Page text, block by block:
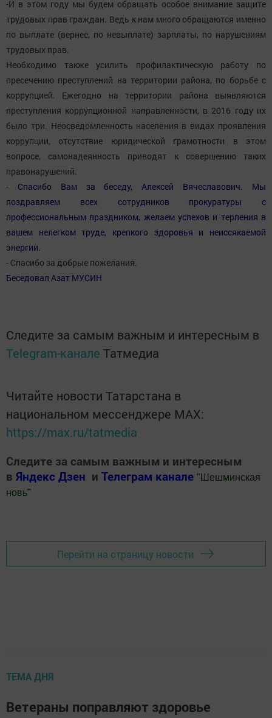
-И в этом году мы будем обращать особое внимание защите
трудовых прав граждан. Ведь к нам много обращаются именно
по выплате (вернее, по невыплате) зарплаты, по нарушениям
трудовых прав.
Необходимо также усилить профилактическую работу по
пресечению преступлений на территории района, по борьбе с
коррупцией. Ежегодно на территории района выявляются
преступления коррупционной направленности, в 2016 году их
было три. Неосведомленность населения в видах проявления
коррупции, отсутствие юридической грамотности в этом
вопросе, самонадеянность приводят к совершению таких
правонарушений.
- Спасибо Вам за беседу, Алексей Вячеславович. Мы
поздравляем всех сотрудников прокуратуры с
профессиональным праздником, желаем успехов и терпения в
вашем нелегком труде, крепкого здоровья и неиссякаемой
энергии.
- Спасибо за добрые пожелания.
Беседовал Азат МУСИН
Следите за самым важным и интересным в
Telegram-канале Татмедиа
Читайте новости Татарстана в
национальном мессенджере MАХ:
https://max.ru/tatmedia
Следите за самым важным и интересным
в Яндекс Дзен и Телеграм канале " Шешминская
новь"
Перейти на страницу новости
ТЕМА ДНЯ
Ветераны поправляют здоровье